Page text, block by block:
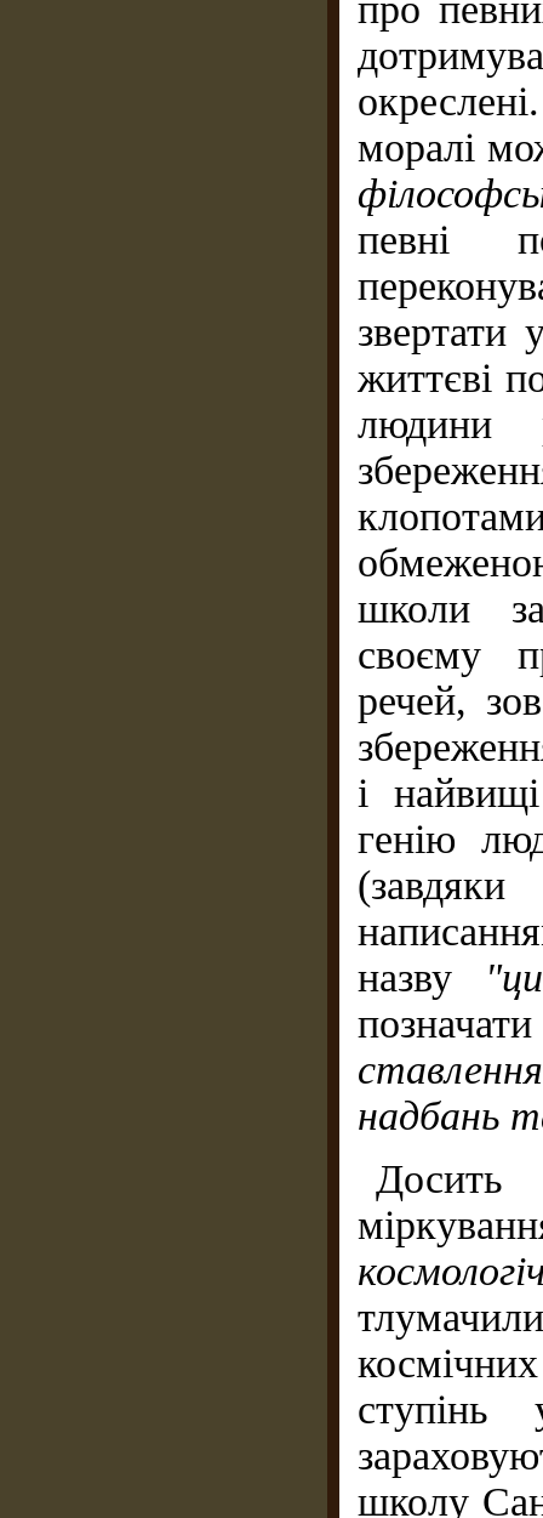
про
моралі
певні
звертати
життєві
людини
школи
своєму
речей,
і
генію
назву
надбань
Досить
ступінь
школу